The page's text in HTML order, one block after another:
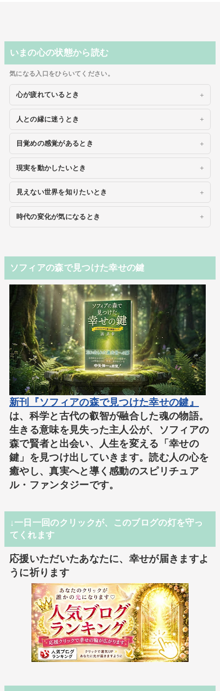
いまの心の状態から読む
気になる入口をひらいてください。
心が疲れているとき
人との縁に迷うとき
目覚めの感覚があるとき
現実を動かしたいとき
見えない世界を知りたいとき
時代の変化が気になるとき
ソフィアの森で見つけた幸せの鍵
新刊『ソフィアの森で見つけた幸せの鍵』
は、科学と古代の叡智が融合した魂の物語。
生きる意味を見失った主人公が、ソフィアの
森で賢者と出会い、人生を変える「幸せの
鍵」を見つけ出していきます。読む人の心を
癒やし、真実へと導く感動のスピリチュア
ル・ファンタジーです。
↓一日一回のクリックが、このブログの灯を守っ
てくれます
応援いただいたあなたに、幸せが届きますよ
うに祈ります